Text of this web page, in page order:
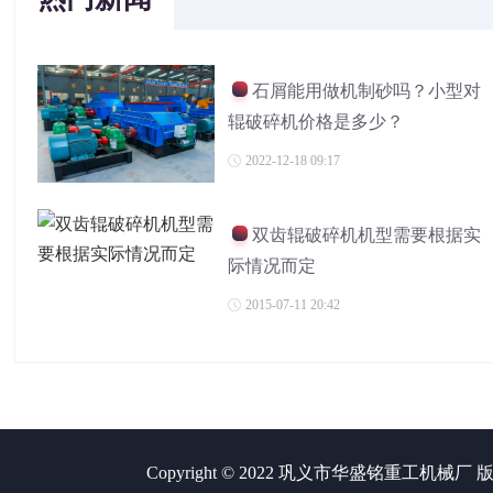
石屑能用做机制砂吗？小型对
辊破碎机价格是多少？
2022-12-18 09:17
双齿辊破碎机机型需要根据实
际情况而定
2015-07-11 20:42
Copyright © 2022 巩义市华盛铭重工机械厂